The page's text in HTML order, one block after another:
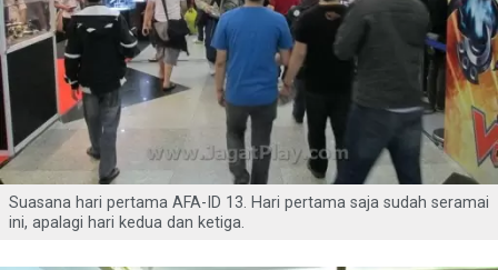
Suasana hari pertama AFA-ID 13. Hari pertama saja sudah seramai
ini, apalagi hari kedua dan ketiga.